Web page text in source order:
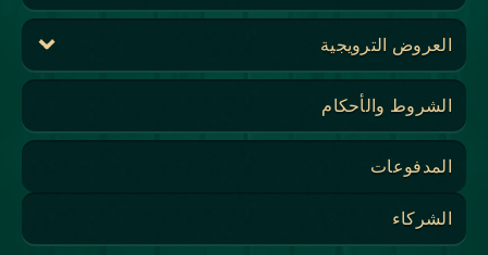
العروض الترويجية
الشروط والأحكام
المدفوعات
الشركاء